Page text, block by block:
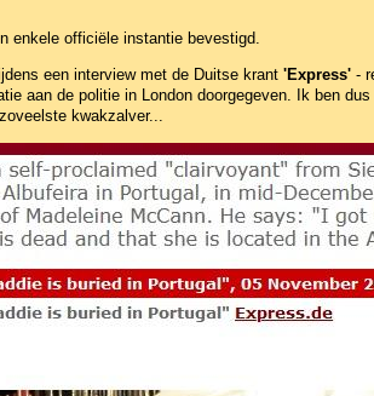
enkele officiële instantie bevestigd.
een interview met de Duitse krant 'Express' -
aan de politie in London doorgegeven. Ik ben
kwakzalver...